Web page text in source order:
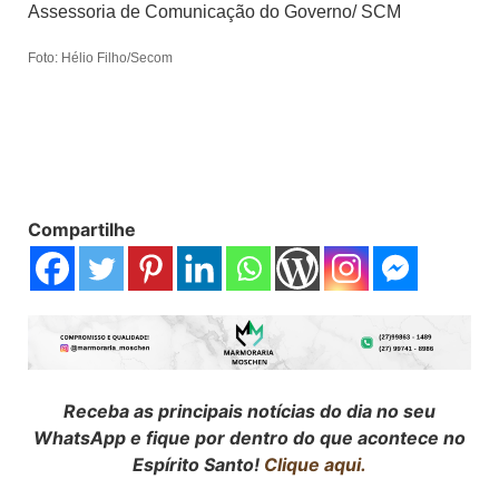
Assessoria de Comunicação do Governo/SCM
Foto: Hélio Filho/Secom
Compartilhe
Receba as principais notícias do dia no seu
WhatsApp e fique por dentro do que acontece no
Espírito Santo! Clique aqui.